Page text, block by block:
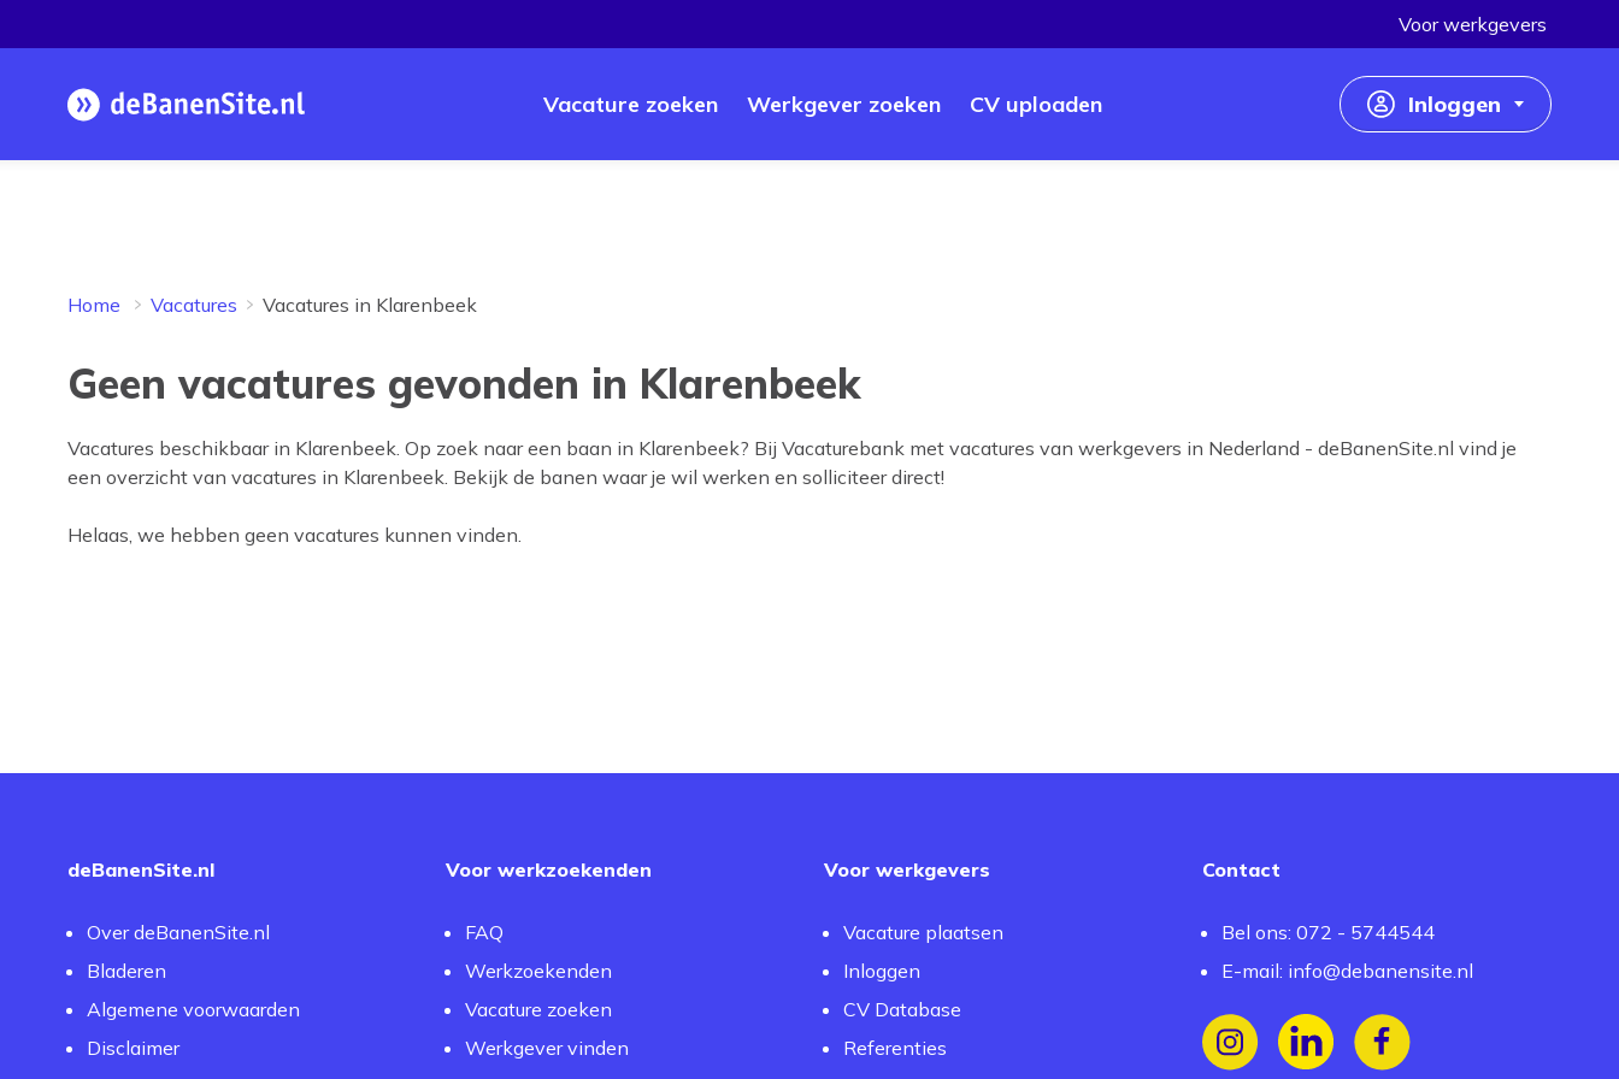
Homepage Vacature zoeken Werkgever zoeken CV uploaden
Voor werkgevers
Inloggen
Home Vacatures Vacatures in Klarenbeek
Geen vacatures gevonden in Klarenbeek
Vacatures beschikbaar in Klarenbeek. Op zoek naar een baan in Klarenbeek? Bij Vacaturebank met vacatures van werkgevers in Nederland - deBanenSite.nl vind je
een overzicht van vacatures in Klarenbeek. Bekijk de banen waar je wil werken en solliciteer direct!
Helaas, we hebben geen vacatures kunnen vinden.
deBanenSite.nl
Over deBanenSite.nl
Bladeren
Algemene voorwaarden
Disclaimer
Voor werkzoekenden
FAQ
Werkzoekenden
Vacature zoeken
Werkgever vinden
Voor werkgevers
Vacature plaatsen
Inloggen
CV Database
Referenties
Contact
Bel ons: 072 - 5744544
E-mail: info@debanensite.nl